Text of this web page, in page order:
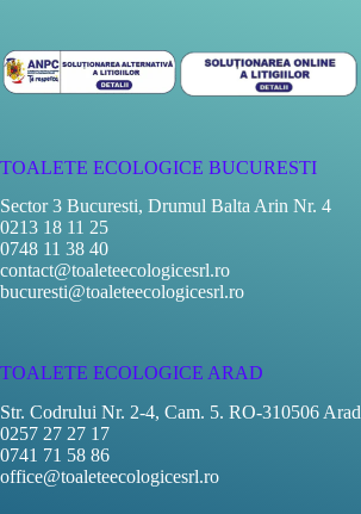
TOALETE ECOLOGICE BUCURESTI
Sector 3 Bucuresti, Drumul Balta Arin Nr. 4
0213 18 11 25
0748 11 38 40
contact@toaleteecologicesrl.ro
bucuresti@toaleteecologicesrl.ro
TOALETE ECOLOGICE ARAD
Str. Codrului Nr. 2-4, Cam. 5. RO-310506 Arad
0257 27 27 17
0741 71 58 86
office@toaleteecologicesrl.ro